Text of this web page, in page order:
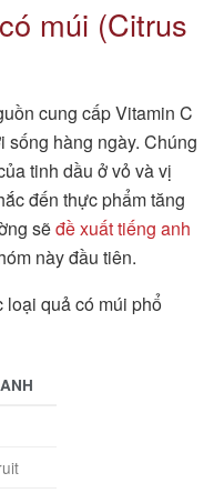
múi (Citrus
cung cấp Vitamin C
sống hàng ngày. Chúng
tinh dầu ở vỏ và vị
đến thực phẩm tăng
sẽđề xuất tiếng anh
này đầu tiên.
loại quả có múi phổ